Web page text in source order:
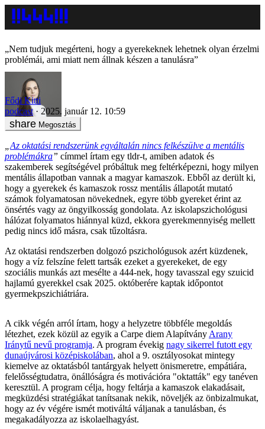
„Nem tudjuk megérteni, hogy a gyerekeknek lehetnek olyan érzelmi
problémái, ami miatt nem állnak készen a tanulásra”
Fődi Kitti
podcast
2025. január 12. 10:59
Megosztás
Az oktatási rendszerünk egyáltalán nincs felkészülve a mentális
problémákra” címmel írtam egy tldr-t, amiben adatok és
szakemberek segítségével próbáltuk meg feltérképezni, hogy milyen
mentális állapotban vannak a magyar kamaszok. Ebből az derült ki,
hogy a gyerekek és kamaszok rossz mentális állapotát mutató
számok folyamatosan növekednek, egyre több gyereket érint az
önsértés vagy az öngyilkosság gondolata. Az iskolapszichológusi
hálózat folyamatos hiánnyal küzd, ekkora gyerekmennyiség mellett
pedig nincs idő másra, csak tűzoltásra.
Az oktatási rendszerben dolgozó pszichológusok azért küzdenek,
hogy a víz felszíne felett tartsák ezeket a gyerekeket, de egy
szociális munkás azt mesélte a 444-nek, hogy tavasszal egy szuicid
hajlamú gyerekkel csak 2025. októberére kaptak időpontot
gyermekpszichiátriára.
A cikk végén arról írtam, hogy a helyzetre többféle megoldás
létezhet, ezek közül az egyik a Carpe diem Alapítvány Arany
Iránytű nevű programja. A program évekig nagy sikerrel futott egy
dunaújvárosi középiskolában, ahol a 9. osztályosokat mintegy
kiemelve az oktatásból tantárgyak helyett önismeretre, empátiára,
felelősségtudatra, önállóságra és motivációra "oktatták" egy tanéven
keresztül. A program célja, hogy feltárja a kamaszok elakadásait,
megküzdési stratégiákat tanítsanak nekik, növeljék az önbizalmukat,
hogy az év végére ismét motiváltá váljanak a tanulásban, és
megakadályozza az iskolaelhagyást.